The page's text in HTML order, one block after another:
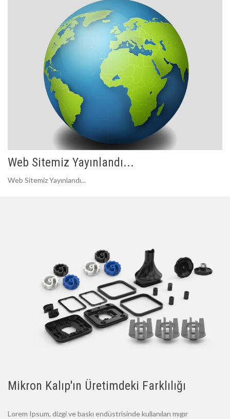
Web Sitemiz Yayınlandı...
Web Sitemiz Yayınlandı...
Mikron Kalıp'ın Üretimdeki Farklılığı
Lorem Ipsum, dizgi ve baskı endüstrisinde kullanılan mıgır